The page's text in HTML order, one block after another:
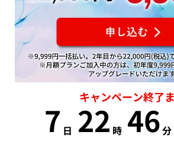
キャンペーン終了
7 日 22 時 46分